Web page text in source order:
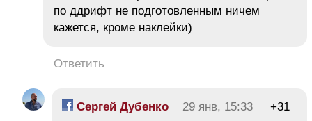
по ддрифт не подготовленным ничем
кажется, кроме наклейки)
Ответить
Сергей Дубенко 29 янв, 15:33 +31